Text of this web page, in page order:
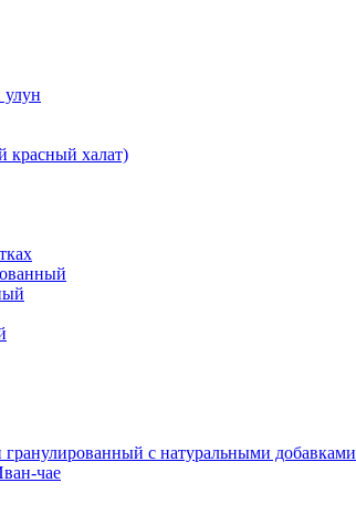
красный халат)
с натуральными добавками
чае